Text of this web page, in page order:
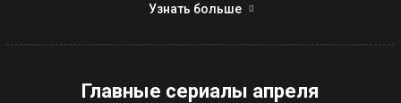
Узнать больше
Главные сериалы апреля